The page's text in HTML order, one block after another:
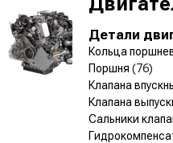
Детали
Кольца
Поршня (76)
Клапана
Клапана
Сальники